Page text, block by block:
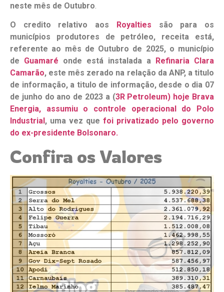
neste mês de Outubro
O credito relativo aos Royalties são para os
municípios produtores de petróleo, receita está,
referente ao mês de Outubro de 2025, o município
de Guamaré onde está instalada a Refinaria Clara
Camarão, este mês zerado na relação da ANP, a titulo
de informação, a titulo de informação, desde o dia 07
de junho do ano de 2023 a (3R Petroleum) hoje Brava
Energia, assumiu o controle operacional do Polo
Industrial, uma vez que foi privatizado pelo governo
do ex-presidente Bolsonaro.
Confira os Valores